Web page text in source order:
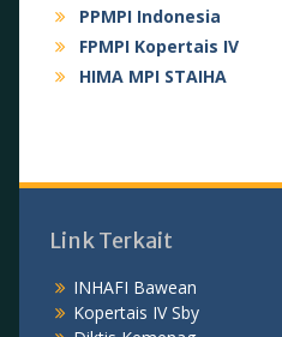
PPMPI Indonesia
FPMPI Kopertais IV
HIMA MPI STAIHA
Link Terkait
INHAFI Bawean
Kopertais IV Sby